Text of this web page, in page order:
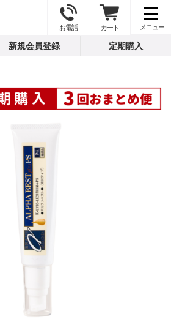
お電話 カート
新規会員登録 定期購入